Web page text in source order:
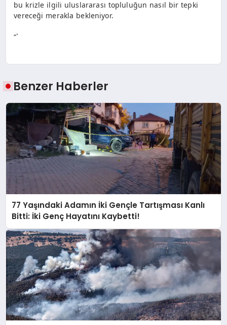
bu krizle ilgili uluslararası topluluğun nasıl bir tepki
vereceği merakla bekleniyor.
“`
Benzer Haberler
77 Yaşındaki Adamın İki Gençle Tartışması Kanlı
Bitti: İki Genç Hayatını Kaybetti!